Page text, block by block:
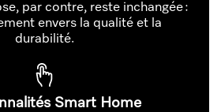
par contre, reste inchangée :
envers la qualité et la
durabilité.
Smart Home